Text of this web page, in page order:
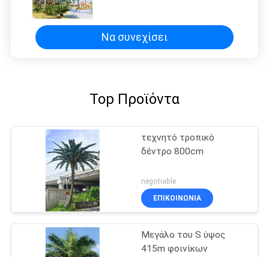
Να συνεχίσει
Top Προϊόντα
τεχνητό τροπικό
δέντρο 800cm
negotiable
ΕΠΙΚΟΙΝΩΝΊΑ
Μεγάλο του S ύψος
415m φοινίκων